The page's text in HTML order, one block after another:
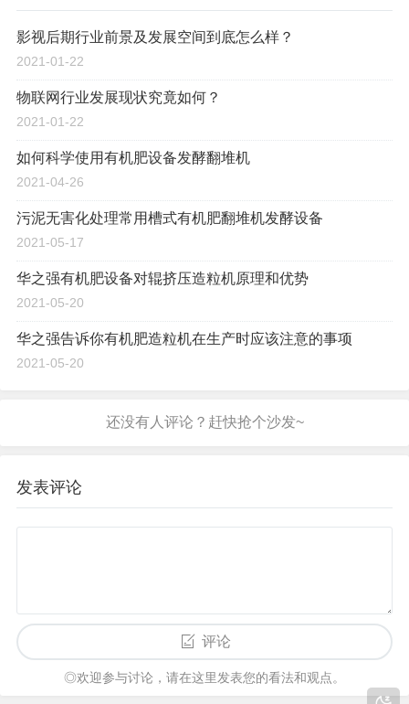
影视后期行业前景及发展空间到底怎么样？
2021-01-22
物联网行业发展现状究竟如何？
2021-01-22
如何科学使用有机肥设备发酵翻堆机
2021-04-26
污泥无害化处理常用槽式有机肥翻堆机发酵设备
2021-05-17
华之强有机肥设备对辊挤压造粒机原理和优势
2021-05-20
华之强告诉你有机肥造粒机在生产时应该注意的事项
2021-05-20
发表评论
评论
◎欢迎参与讨论，请在这里发表您的看法和观点。